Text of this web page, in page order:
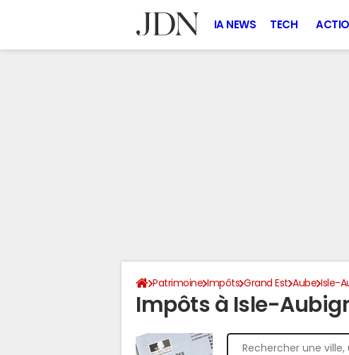
IA NEWS TECH
Patrimoine Impôts Grand Est Aube Isle-
Impôts à Isle-